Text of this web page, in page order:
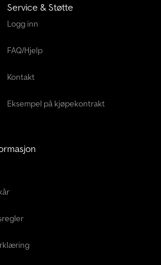
Service & Støtte
Logg inn
FAQ/Hjelp
Kontakt
Eksempel på kjøpekontrakt